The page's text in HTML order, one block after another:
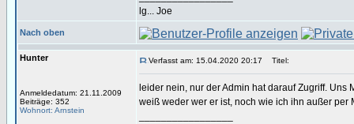
lg... Joe
Nach oben
Hunter
Anmeldedatum: 21.11.2009
Beiträge: 352
Wohnort: Arnstein
Verfasst am: 15.04.2020 20:17 Titel:
leider nein, nur der Admin hat darauf Zugriff.
weiß weder wer er ist, noch wie ich ihn außer